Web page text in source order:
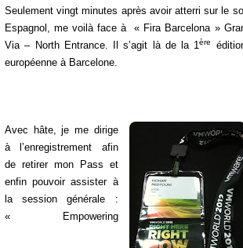
Seulement vingt minutes après avoir atterri sur le sol
Espagnol, me voilà face à « Fira Barcelona »
Via – North Entrance. Il s’agit là de la 1ère
européenne à Barcelone.
Avec hâte, je me dirige
à l’enregistrement afin
de retirer mon Pass et
enfin pouvoir assister à
la session générale :
« Empowering